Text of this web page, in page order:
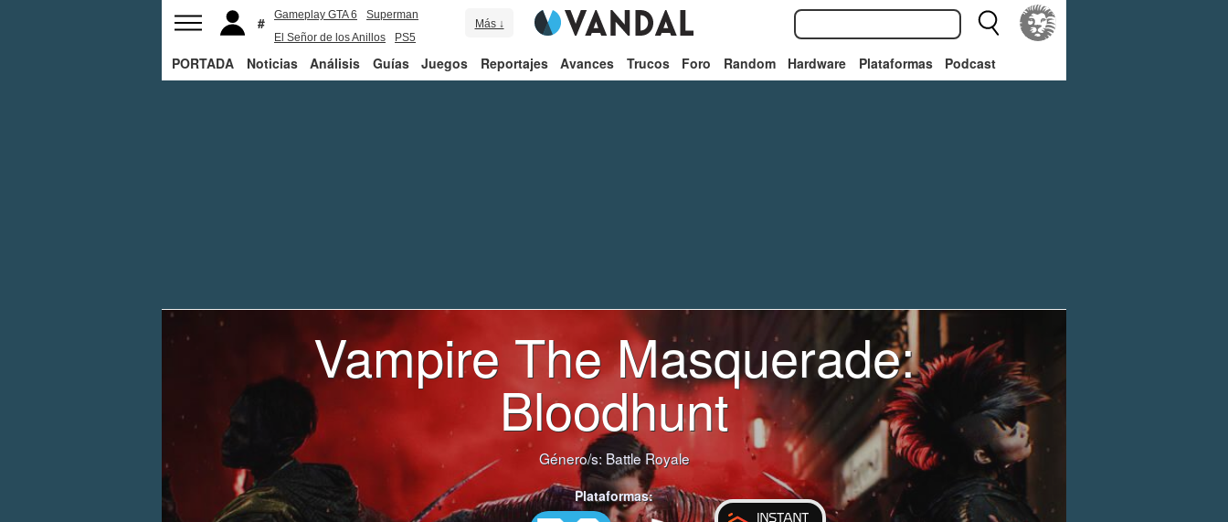
Gameplay GTA 6
Superman
El Señor de los Anillos
PS5
Más ↓
PORTADA Noticias Análisis Guías Juegos Reportajes Avances Trucos Foro Random Hardware Plataformas Podcast
Vampire The Masquerade:
Bloodhunt
Género/s: Battle Royale
Plataformas: